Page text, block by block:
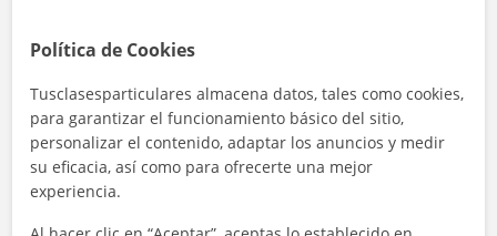
maestro. No puedo estar más agradecido con el
de ver cómo se puede poner en práctica una
carrera universitaria. Espero que le vaya genial
en la vida ya que será un gran maestro y no dudo
de sus cualidades, allá donde vaya inculcará su
sabiduría a mucha gente. Gran profesor mejor
persona.
Jose es un profesor maravilloso! Muy educado,
amable y divertido. Hace de las clases toda una
aventura didáctica y amena. Me ha encantado
haber sido alumna de un profesor como él!!
Política de Cookies
Tusclasesparticulares almacena datos, tales como cookies,
para garantizar el funcionamiento básico del sitio,
personalizar el contenido, adaptar los anuncios y medir
su eficacia, así como para ofrecerte una mejor
experiencia.